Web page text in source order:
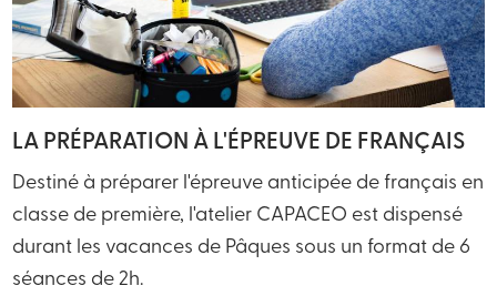
LA PRÉPARATION À L'ÉPREUVE DE FRANÇAIS
Destiné à préparer l'épreuve anticipée de français en
classe de première, l'atelier CAPACEO est dispensé
durant les vacances de Pâques sous un format de 6
séances de 2h.